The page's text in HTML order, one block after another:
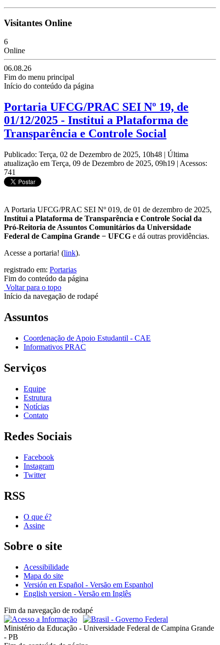
Visitantes Online
6
Online
06.08.26
Fim do menu principal
Início do conteúdo da página
Portaria UFCG/PRAC SEI Nº 19, de
01/12/2025 - Institui a Plataforma de
Transparência e Controle Social
Publicado: Terça, 02 de Dezembro de 2025, 10h48 | Última
atualização em Terça, 09 de Dezembro de 2025, 09h19 | Acessos:
741
A Portaria UFCG/PRAC SEI Nº 019, de 01 de dezembro de 2025,
Institui a Plataforma de Transparência e Controle Social da
Pró-Reitoria de Assuntos Comunitários da Universidade
Federal de Campina Grande − UFCG e dá outras providências.
Acesse a portaria! (link).
registrado em: Portarias
Fim do conteúdo da página
Voltar para o topo
Início da navegação de rodapé
Assuntos
Coordenação de Apoio Estudantil - CAE
Informativos PRAC
Serviços
Equipe
Estrutura
Notícias
Contato
Redes Sociais
Facebook
Instagram
Twitter
RSS
O que é?
Assine
Sobre o site
Acessibilidade
Mapa do site
Versión en Español - Versão em Espanhol
English version - Versão em Inglês
Fim da navegação de rodapé
Ministério da Educação - Universidade Federal de Campina Grande
- PB